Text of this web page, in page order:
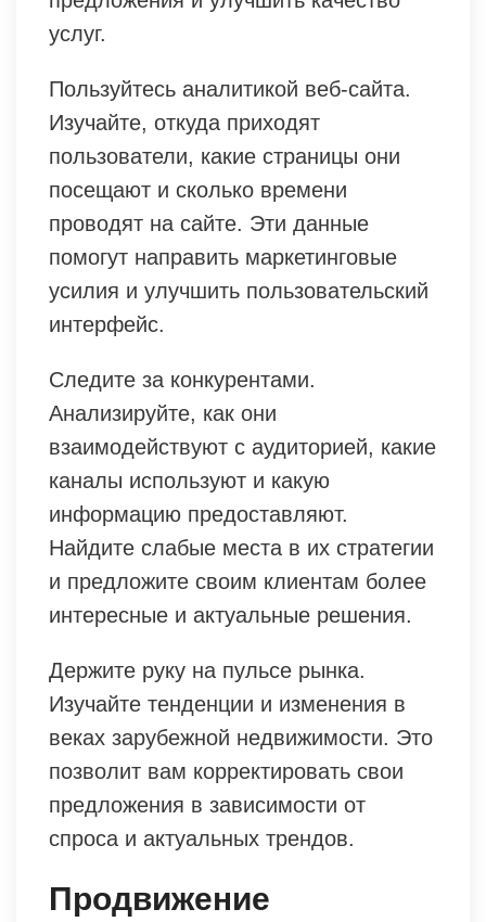
услуг.
Пользуйтесь аналитикой веб-сайта.
Изучайте, откуда приходят
пользователи, какие страницы они
посещают и сколько времени
проводят на сайте. Эти данные
помогут направить маркетинговые
усилия и улучшить пользовательский
интерфейс.
Следите за конкурентами.
Анализируйте, как они
взаимодействуют с аудиторией, какие
каналы используют и какую
информацию предоставляют.
Найдите слабые места в их стратегии
и предложите своим клиентам более
интересные и актуальные решения.
Держите руку на пульсе рынка.
Изучайте тенденции и изменения в
веках зарубежной недвижимости. Это
позволит вам корректировать свои
предложения в зависимости от
спроса и актуальных трендов.
Продвижение